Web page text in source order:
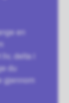
en
delta i
du
gjennom